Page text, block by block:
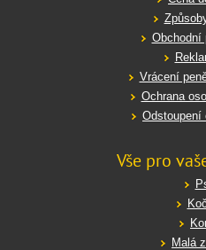
Obchodní
Vrácení
Ochrana
Odstoupení
Vše pro
Malá